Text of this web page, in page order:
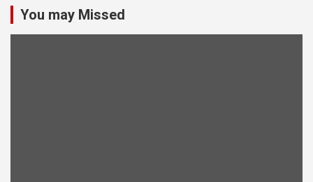
You may Missed